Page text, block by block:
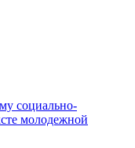
социально-
молодежной